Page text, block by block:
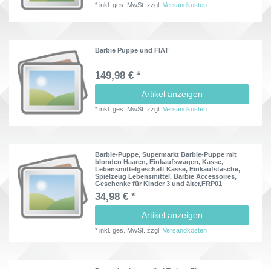
*inkl. ges. MwSt. zzgl.Versandkosten
Barbie Puppe und FIAT
149,98 € *
Artikel anzeigen
*inkl. ges. MwSt. zzgl.Versandkosten
Barbie-Puppe, Supermarkt Barbie-Puppe mit
blonden Haaren, Einkaufswagen, Kasse,
Lebensmittelgeschäft Kasse, Einkaufstasche,
Spielzeug Lebensmittel, Barbie Accessoires,
Geschenke für Kinder 3 und älter,FRP01
34,98 € *
Artikel anzeigen
*inkl. ges. MwSt. zzgl.Versandkosten